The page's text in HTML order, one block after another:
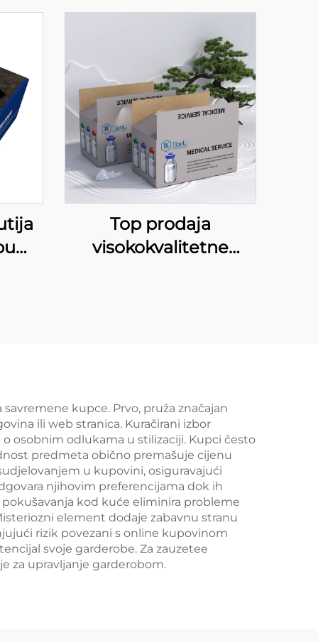
Top prodaja
visokokvalitetne
kupce. Prvo, pruža značajan
ili web stranica. Kuračirani izbor
osobnim odlukama u stilizaciji. Kupci često
predmeta obično premašuje cijenu
u kupovini, osiguravajući
njihovim preferencijama dok ih
kod kuće eliminira probleme
element dodaje zabavnu stranu
rizik povezani s online kupovinom
svoje garderobe. Za zauzetee
za upravljanje garderobom.